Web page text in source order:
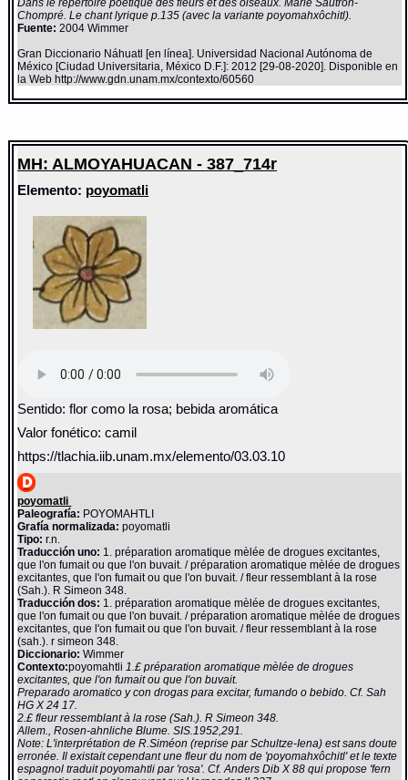
Dans le répertoire poétique des fleurs et des oiseaux. Marie Sautron-
Chompré. Le chant lyrique p.135 (avec la variante poyomahxôchitl).
Fuente: 2004 Wimmer
Gran Diccionario Náhuatl [en línea]. Universidad Nacional Autónoma de
México [Ciudad Universitaria, México D.F.]: 2012 [29-08-2020]. Disponible en
la Web http://www.gdn.unam.mx/contexto/60560
MH: ALMOYAHUACAN - 387_714r
Elemento: poyomatli
Sentido: flor como la rosa; bebida aromática
Valor fonético: camil
https://tlachia.iib.unam.mx/elemento/03.03.10
poyomatli
Paleografía: POYOMAHTLI
Grafía normalizada: poyomatli
Tipo: r.n.
Traducción uno: 1. préparation aromatique mèlée de drogues excitantes,
que l'on fumait ou que l'on buvait. / préparation aromatique mèlée de drogues
excitantes, que l'on fumait ou que l'on buvait. / fleur ressemblant à la rose
(Sah.). R Simeon 348.
Traducción dos: 1. préparation aromatique mèlée de drogues excitantes,
que l'on fumait ou que l'on buvait. / préparation aromatique mèlée de drogues
excitantes, que l'on fumait ou que l'on buvait. / fleur ressemblant à la rose
(sah.). r simeon 348.
Diccionario:Wimmer
Contexto:poyomahtli1.£ préparation aromatique mèlée de drogues
excitantes, que l'on fumait ou que l'on buvait.
Preparado aromatico y con drogas para excitar, fumando o bebido. Cf. Sah
HG X 24 17.
2.£ fleur ressemblant à la rose (Sah.). R Simeon 348.
Allem., Rosen-ahnliche Blume. SIS.1952,291.
Note: L'interprétation de R.Siméon (reprise par Schultze-Iena) est sans doute
erronée. Il existait cependant une fleur du nom de 'poyomahxôchitl' et le texte
espagnol traduit poyomahtli par 'rosa'. Cf. Anders Dib X 88 qui propose 'fern